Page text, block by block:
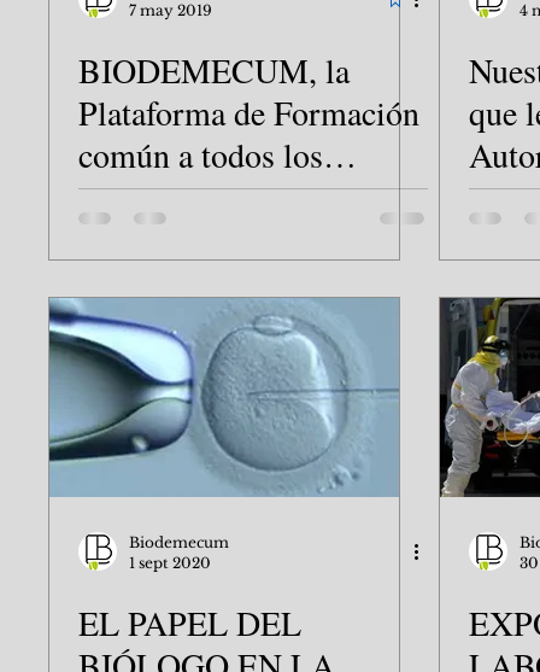
7 may 2019
BIODEMECUM, la
Plataforma de Formación
común a todos los
Colegios Oficiales de
Biólogos.
4
que
Biodemecum
1 sept 2020
EL PAPEL DEL